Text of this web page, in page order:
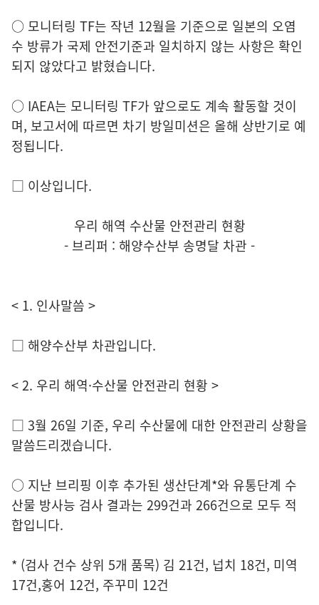
○ 모니터링 TF는 작년 12월을 기준으로 일본의 오염
수 방류가 국제 안전기준과 일치하지 않는 사항은 확인
되지 않았다고 밝혔습니다.
○ IAEA는 모니터링 TF가 앞으로도 계속 활동할 것이
며, 보고서에 따르면 차기 방일미션은 올해 상반기로 예
정됩니다.
□ 이상입니다.
우리 해역 수산물 안전관리 현황
- 브리퍼 : 해양수산부 송명달 차관 -
< 1. 인사말씀 >
□ 해양수산부 차관입니다.
< 2. 우리 해역·수산물 안전관리 현황 >
□ 3월 26일 기준, 우리 수산물에 대한 안전관리 상황을
말씀드리겠습니다.
○ 지난 브리핑 이후 추가된 생산단계*와 유통단계 수
산물 방사능 검사 결과는 299건과 266건으로 모두 적
합입니다.
* (검사 건수 상위 5개 품목) 김 21건, 넙치 18건, 미역
17건,홍어 12건, 주꾸미 12건